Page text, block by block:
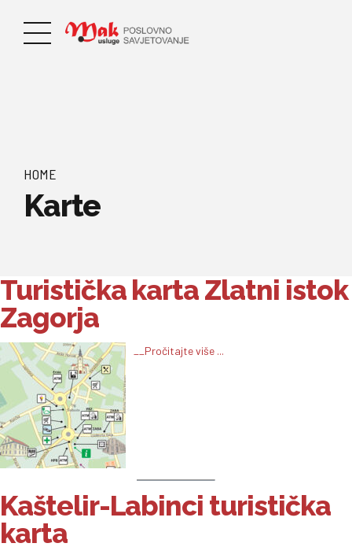
HOME
Karte
Turistička karta Zlatni istok
Zagorja
__Pročitajte više ...
Kaštelir-Labinci turistička
karta